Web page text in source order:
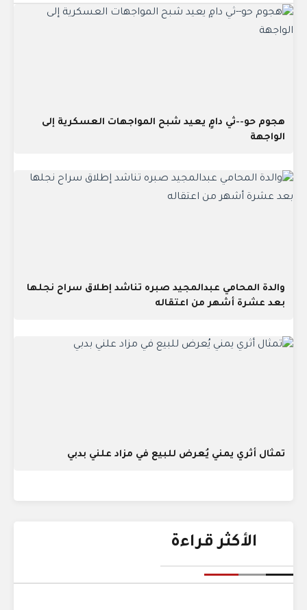
هجوم حو--ثي دامٍ يعيد شبح المواجهات العسكرية إلى
الواجهة
والدة المحامي عبدالمجيد صبره تناشد إطلاق سراح نجلها
بعد عشرة أشهر من اعتقاله
تمثال أثري يمني يُعرض للبيع في مزاد علني بدبي
الأكثر قراءة